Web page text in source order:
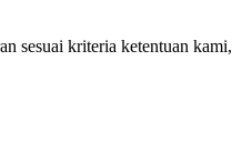
sesuai kriteria ketentuan kami,